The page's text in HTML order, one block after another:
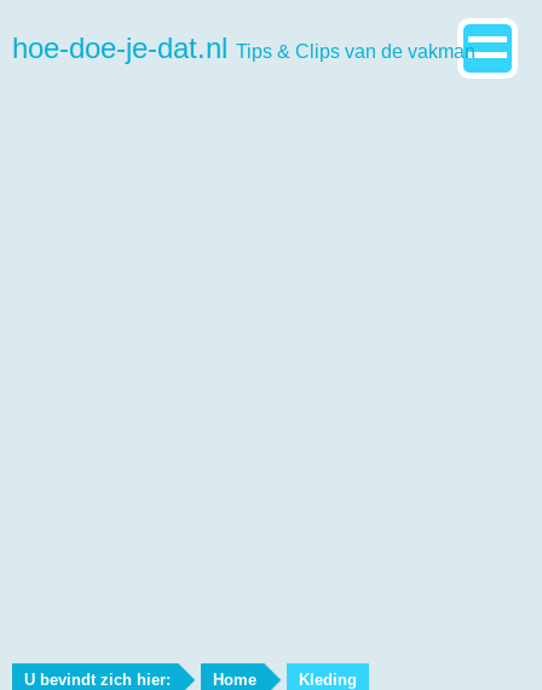
hoe-doe-je-dat.nl Tips & Clips van de vakman
U bevindt zich hier: Home Kleding